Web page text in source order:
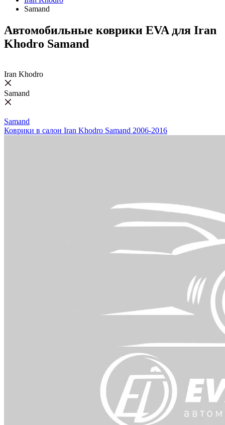
Samand
Автомобильные коврики EVA для Iran
Khodro Samand
Iran Khodro
Samand
Samand
Коврики в салон Iran Khodro Samand 2006-2016